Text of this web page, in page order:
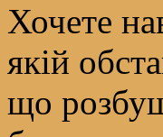
Хочете
якій
що